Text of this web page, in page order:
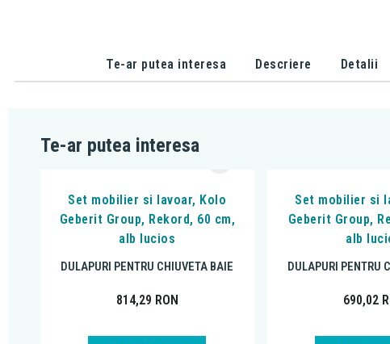
Te-ar putea interesa Descriere Detalii
Te-ar putea interesa
Set mobilier si lavoar, Kolo
Geberit Group, Rekord, 60 cm,
alb lucios
DULAPURI PENTRU CHIUVETA BAIE
814,29 RON
Set mobilier si
Geberit Group,
alb
DULAPURI PENTRU
690,02